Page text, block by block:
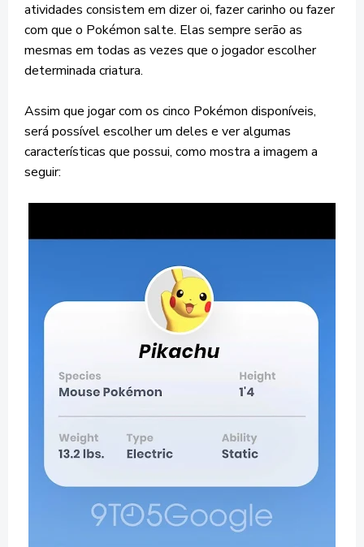
atividades consistem em dizer oi, fazer carinho ou fazer
com que o Pokémon salte. Elas sempre serão as
mesmas em todas as vezes que o jogador escolher
determinada criatura.
Assim que jogar com os cinco Pokémon disponíveis,
será possível escolher um deles e ver algumas
características que possui, como mostra a imagem a
seguir: